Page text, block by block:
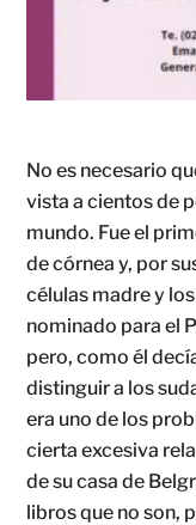
No es necesario
vista a cientos de
mundo. Fue el
de córnea y, por
células madre y
nominado para el
pero, como él
distinguir a los
era uno de los
cierta excesiva
de su casa de
libros que no son,